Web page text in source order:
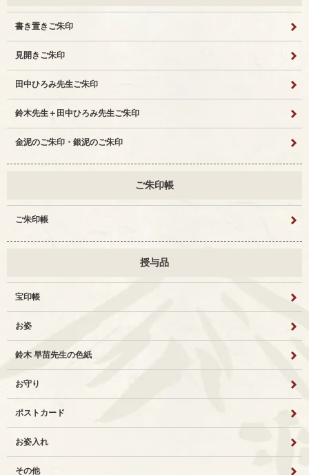
書き置きご朱印
見開きご朱印
田中ひろみ先生ご朱印
鈴木先生＋田中ひろみ先生ご朱印
金泥のご朱印・銀泥のご朱印
ご朱印帳
ご朱印帳
授与品
宝印帳
お姿
鈴木 早苗先生の色紙
お守り
ポストカード
お姿入れ
その他